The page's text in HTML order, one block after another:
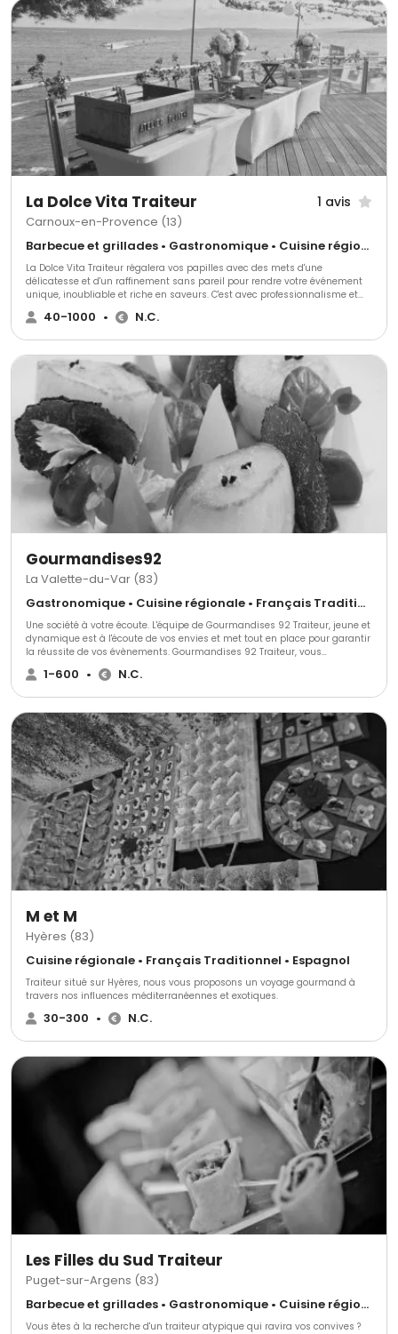
La Dolce Vita Traiteur 1 avis
Carnoux-en-Provence (13)
Barbecue et grillades • Gastronomique • Cuisine régionale
La Dolce Vita Traiteur régalera vos papilles avec des mets d'une
délicatesse et d'un raffinement sans pareil pour rendre votre événement
unique, inoubliable et riche en saveurs. C'est avec professionnalisme et
passion que toute l'équipe de La Dolce Vita Traiteur concevra et réalisera
votre réception. Un menu d'exception composé de mets de qualité, frais et
votre budget.
40-1000 • N.C.
Gourmandises92
La Valette-du-Var (83)
Gastronomique • Cuisine régionale • Français Traditionnel
Une société à votre écoute. L'équipe de Gourmandises 92 Traiteur, jeune et
dynamique est à l'écoute de vos envies et met tout en place pour garantir
la réussite de vos évènements. Gourmandises 92 Traiteur, vous
accompagne dans vos décisions et choisit avec la formule la mieux
adaptée en respectant vos contraintes budgétaires. POUR VISUALISER
1-600 • N.C.
M et M
Hyères (83)
Cuisine régionale • Français Traditionnel • Espagnol
Traiteur situé sur Hyères, nous vous proposons un voyage gourmand à
travers nos influences méditerranéennes et exotiques.
30-300 • N.C.
Les Filles du Sud Traiteur
Puget-sur-Argens (83)
Barbecue et grillades • Gastronomique • Cuisine régionale
Vous êtes à la recherche d'un traiteur atypique qui ravira vos convives ?